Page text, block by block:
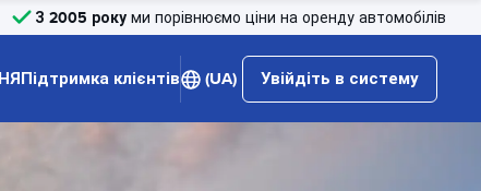
З 2005 року ми порівнюємо ціни на оренду автомобілів
Підтримка клієнтів (UA) Увійдіть в систему